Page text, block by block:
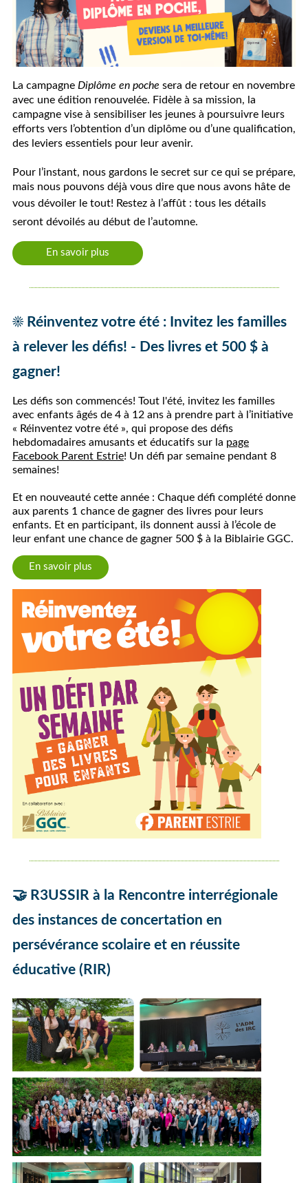
La campagne Diplôme en poche sera de retour en novembre
avec une édition renouvelée. Fidèle à sa mission, la
campagne vise à sensibiliser les jeunes à poursuivre leurs
efforts vers l’obtention d’un diplôme ou d’une qualification,
des leviers essentiels pour leur avenir.
Pour l’instant, nous gardons le secret sur ce qui se prépare,
mais nous pouvons déjà vous dire que nous avons hâte de
vous dévoiler le tout! Restez à l’affût : tous les détails
seront dévoilés au début de l’automne.
En savoir plus
☀️ Réinventez votre été : Invitez les familles
à relever les défis! - Des livres et 500 $ à
gagner!
Les défis son commencés! Tout l'été, invitez les familles
avec enfants âgés de 4 à 12 ans à prendre part à l’initiative
« Réinventez votre été », qui propose des défis
hebdomadaires amusants et éducatifs sur la page
Facebook Parent Estrie! Un défi par semaine pendant 8
semaines!
Et en nouveauté cette année : Chaque défi complété donne
aux parents 1 chance de gagner des livres pour leurs
enfants. Et en participant, ils donnent aussi à l’école de
leur enfant une chance de gagner 500 $ à la Biblairie GGC.
En savoir plus
🤝 R3USSIR à la Rencontre interrégionale
des instances de concertation en
persévérance scolaire et en réussite
éducative (RIR)